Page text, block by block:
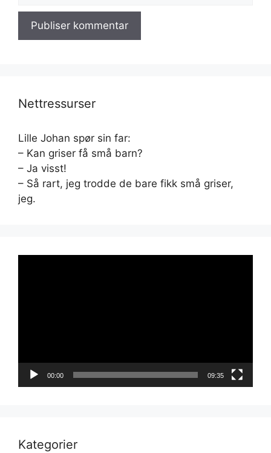
Nettressurser
Lille Johan spør sin far:
– Kan griser få små barn?
– Ja visst!
– Så rart, jeg trodde de bare fikk små griser,
jeg.
00:00 09:35
Kategorier